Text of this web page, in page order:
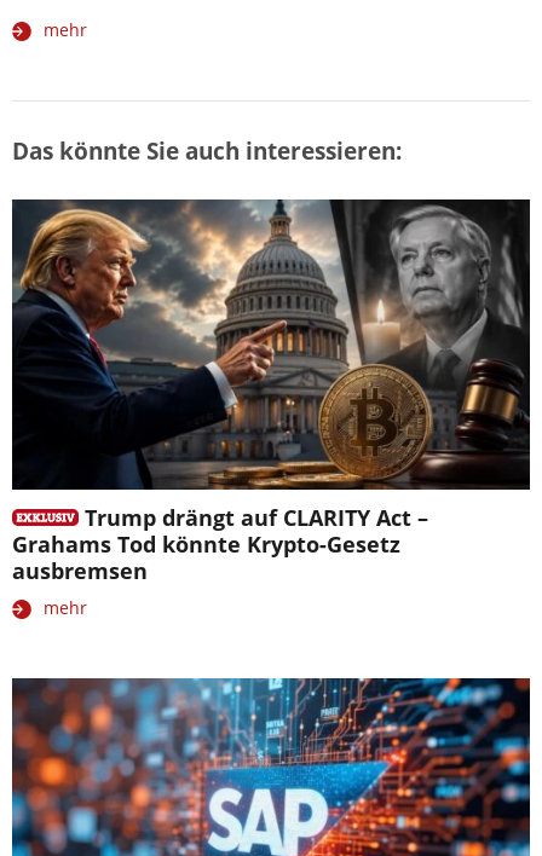
mehr
Das könnte Sie auch interessieren:
Trump drängt auf CLARITY Act –
Grahams Tod könnte Krypto-Gesetz
ausbremsen
mehr